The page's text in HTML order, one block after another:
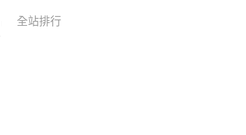
全站排行